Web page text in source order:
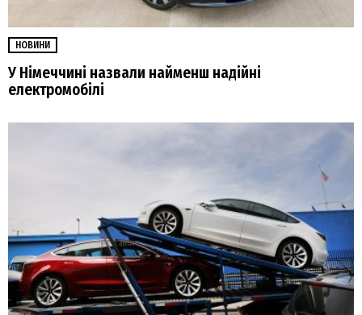
НОВИНИ
У Німеччині назвали найменш надійні
електромобілі